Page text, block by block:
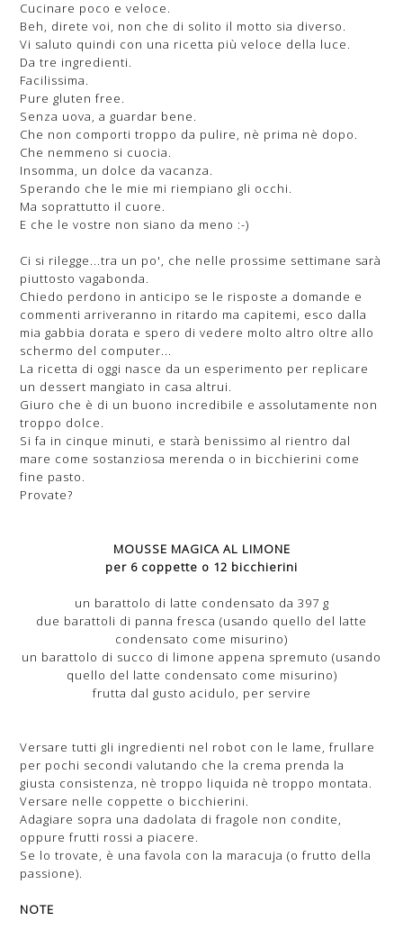
Cucinare poco e veloce.
Beh, direte voi, non che di solito il motto sia diverso.
Vi saluto quindi con una ricetta più veloce della luce.
Da tre ingredienti.
Facilissima.
Pure gluten free.
Senza uova, a guardar bene.
Che non comporti troppo da pulire, nè prima nè dopo.
Che nemmeno si cuocia.
Insomma, un dolce da vacanza.
Sperando che le mie mi riempiano gli occhi.
Ma soprattutto il cuore.
E che le vostre non siano da meno :-)
Ci si rilegge...tra un po', che nelle prossime settimane sarà
piuttosto vagabonda.
Chiedo perdono in anticipo se le risposte a domande e
commenti arriveranno in ritardo ma capitemi, esco dalla
mia gabbia dorata e spero di vedere molto altro oltre allo
schermo del computer...
La ricetta di oggi nasce da un esperimento per replicare
un dessert mangiato in casa altrui.
Giuro che è di un buono incredibile e assolutamente non
troppo dolce.
Si fa in cinque minuti, e starà benissimo al rientro dal
mare come sostanziosa merenda o in bicchierini come
fine pasto.
Provate?
MOUSSE MAGICA AL LIMONE
per 6 coppette o 12 bicchierini
un barattolo di latte condensato da 397 g
due barattoli di panna fresca (usando quello del latte
condensato come misurino)
un barattolo di succo di limone appena spremuto (usando
quello del latte condensato come misurino)
frutta dal gusto acidulo, per servire
Versare tutti gli ingredienti nel robot con le lame, frullare
per pochi secondi valutando che la crema prenda la
giusta consistenza, nè troppo liquida nè troppo montata.
Versare nelle coppette o bicchierini.
Adagiare sopra una dadolata di fragole non condite,
oppure frutti rossi a piacere.
Se lo trovate, è una favola con la maracuja (o frutto della
passione).
NOTE